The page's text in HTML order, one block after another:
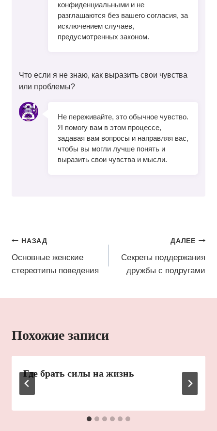
конфиденциальными и не
разглашаются без вашего согласия, за
исключением случаев,
предусмотренных законом.
Что если я не знаю, как выразить свои чувства
или проблемы?
Не переживайте, это обычное чувство.
Я помогу вам в этом процессе,
задавая вам вопросы и направляя вас,
чтобы вы могли лучше понять и
выразить свои чувства и мысли.
Навигация
по
записям
НАЗАД
Основные женские
стереотипы поведения
ДАЛЕЕ
Секреты поддержания
дружбы с подругами
Похожие записи
Где брать силы на жизнь